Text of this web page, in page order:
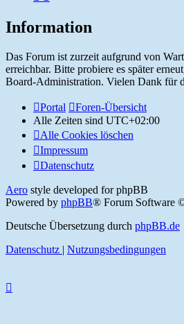
Information
Das Forum ist zurzeit aufgrund von
erreichbar. Bitte probiere es später
Board-Administration. Vielen Dank für
Portal
Foren-Übersicht
Alle Zeiten sind UTC+02:00
Alle Cookies löschen
Impressum
Datenschutz
Aero style developed for phpBB
Powered by phpBB® Forum Software
Deutsche Übersetzung durch phpBB.de
Datenschutz | Nutzungsbedingungen